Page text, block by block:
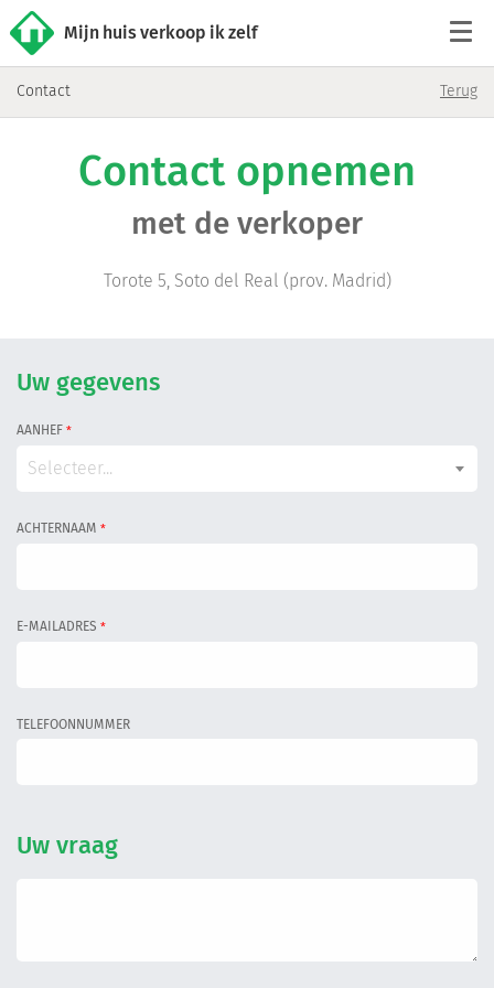
Mijn huis verkoop ik zelf
Woningaanbod
Werkwijze
Reviews
Contact Terug
Contact opnemen
met de verkoper
Torote 5, Soto del Real (prov. Madrid)
Uw gegevens
AANHEF *
Selecteer...
ACHTERNAAM *
E-MAILADRES *
TELEFOONNUMMER
Uw vraag